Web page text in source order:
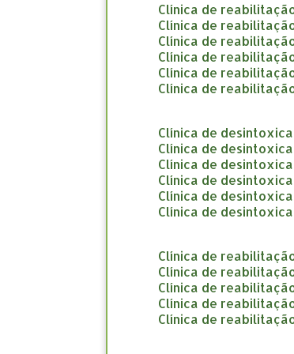
clínica de
clínica de
clínica de
clínica de
clínica de
clínica de
clínica de
clínica de
clínica de
clínica de
clínica de
clínica de
clínica de
clínica de
clínica de
clínica de
clínica de